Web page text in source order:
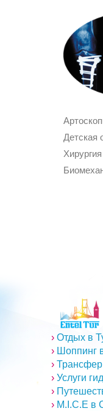
Детская
› Отдых в
› Шоппинг
›
› Услуги
›
› M.I.C.E в